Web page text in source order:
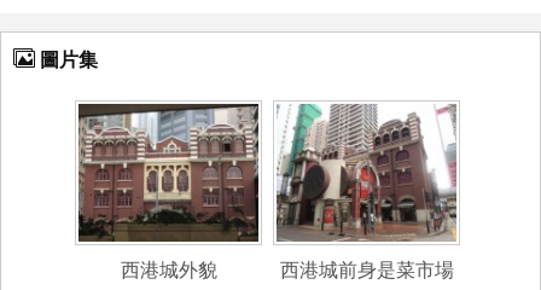
圖片集
西港城外貌 西港城前身是菜市場